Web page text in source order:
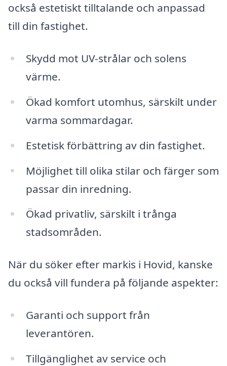
också estetiskt tilltalande och anpassad
till din fastighet.
Skydd mot UV-strålar och solens
värme.
Ökad komfort utomhus, särskilt under
varma sommardagar.
Estetisk förbättring av din fastighet.
Möjlighet till olika stilar och färger som
passar din inredning.
Ökad privatliv, särskilt i trånga
stadsområden.
När du söker efter markis i Hovid, kanske
du också vill fundera på följande aspekter:
Garanti och support från
leverantören.
Tillgänglighet av service och